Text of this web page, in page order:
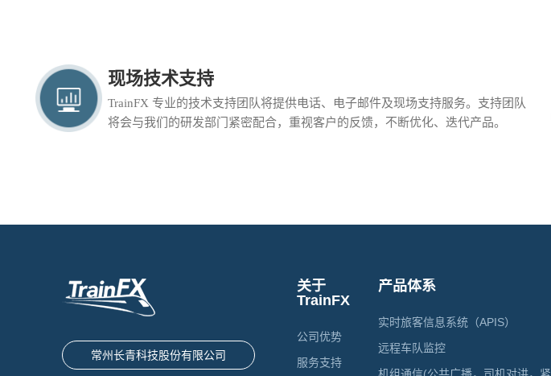
现场技术支持
TrainFX 专业的技术支持团队将提供电话、电子邮件及现场支持服务。支持团队
将会与我们的研发部门紧密配合，重视客户的反馈，不断优化、迭代产品。
常州长青科技股份有限公司
关于
TrainFX
公司优势
服务支持
产品体系
实时旅客信息系统（APIS）
远程车队监控
机组通信(公共广播，司机对讲，紧